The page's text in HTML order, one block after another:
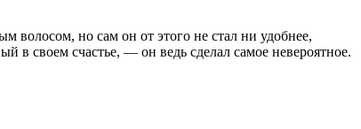
волосом, но сам он от этого не стал ни удобнее,
в своем счастье, — он ведь сделал самое невероятное.